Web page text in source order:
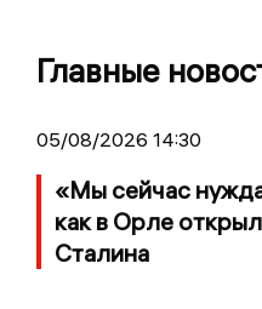
Главные
05/08/2026 14:30
«Мы сейчас
как в Орле
Сталина